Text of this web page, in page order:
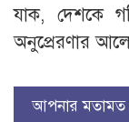
যাক, দেশকে
অনুপ্রেরণার
আপনার মতামত